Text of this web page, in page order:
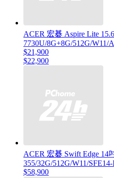
ACER 宏碁 Aspire Lite
7730U/8G+8G/512G/W11/
$21,900
$22,900
ACER 宏碁 Swift Edge 14
355/32G/512G/W11/
$58,900